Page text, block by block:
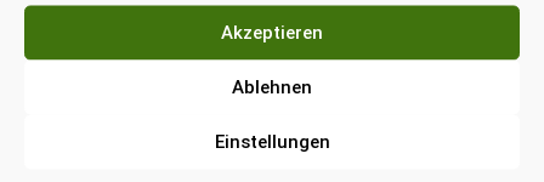
Akzeptieren
Ablehnen
Einstellungen
Männersport Schwimmen